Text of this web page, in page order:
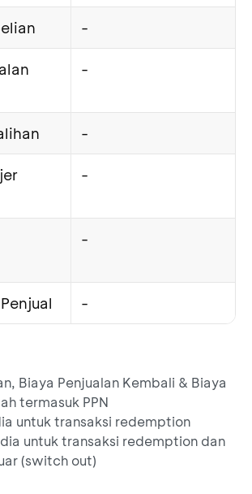
-
-
-
-
-
-
Biaya Penjualan Kembali & Biaya
termasuk PPN
untuk transaksi redemption
untuk transaksi redemption dan
(switch out)